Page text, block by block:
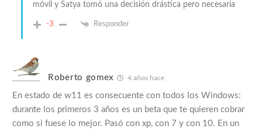
móvil y Satya tomó una decisión drástica pero necesaria
-3 Responder
Roberto gomex 4 años hace
En estado de w11 es consecuente con todos los Windows:
durante los primeros 3 años es un beta que te quieren cobrar
como si fuese lo mejor. Pasó con xp, con 7 y con 10. En un